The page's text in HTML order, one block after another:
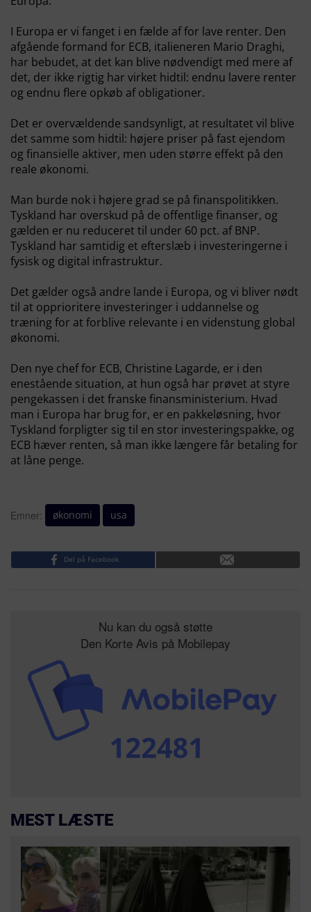
I Europa er vi fanget i en fælde af for lave renter. Den
afgående formand for ECB, italieneren Mario Draghi,
har bebudet, at det kan blive nødvendigt med mere af
det, der ikke rigtig har virket hidtil: endnu lavere renter
og endnu flere opkøb af obligationer.
Det er overvældende sandsynligt, at resultatet vil blive
det samme som hidtil: højere priser på fast ejendom
og finansielle aktiver, men uden større effekt på den
reale økonomi.
Man burde nok i højere grad se på finanspolitikken.
Tyskland har overskud på de offentlige finanser, og
gælden er nu reduceret til under 60 pct. af BNP.
Tyskland har samtidig et efterslæb i investeringerne i
fysisk og digital infrastruktur.
Det gælder også andre lande i Europa, og vi bliver nødt
til at opprioritere investeringer i uddannelse og
træning for at forblive relevante i en videnstung global
økonomi.
Den nye chef for ECB, Christine Lagarde, er i den
enestående situation, at hun også har prøvet at styre
pengekassen i det franske finansministerium. Hvad
man i Europa har brug for, er en pakkeløsning, hvor
Tyskland forpligter sig til en stor investeringspakke, og
ECB hæver renten, så man ikke længere får betaling for
at låne penge.
Emner: økonomi usa
Del på Facebook
Nu kan du også støtte
Den Korte Avis på Mobilepay
MEST LÆSTE